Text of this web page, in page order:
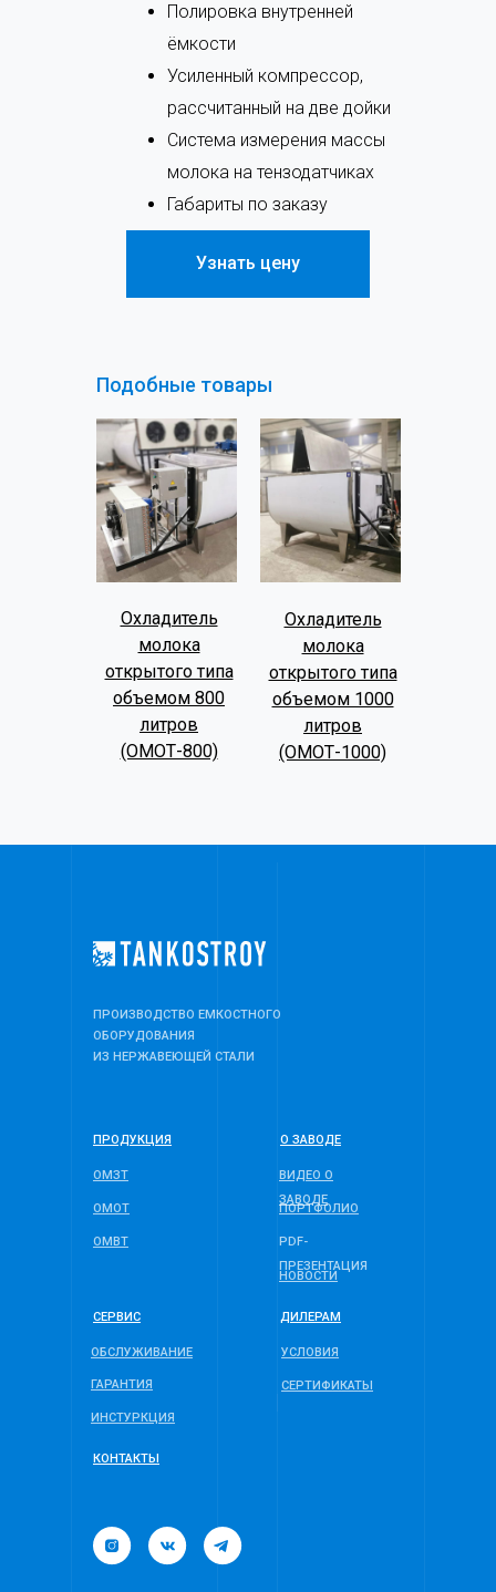
Полировка внутренней
ёмкости
Усиленный компрессор,
рассчитанный на две дойки
Система измерения массы
молока на тензодатчиках
Габариты по заказу
Узнать цену
Подобные товары
Охладитель
молока
открытого типа
объемом 800
литров
(ОМОТ-800)
Охладитель
молока
открытого типа
объемом 1000
литров
(ОМОТ-1000)
ПРОИЗВОДСТВО ЕМКОСТНОГО
ОБОРУДОВАНИЯ
ИЗ НЕРЖАВЕЮЩЕЙ СТАЛИ
ПРОДУКЦИЯ О ЗАВОДЕ
СЕРВИС ДИЛЕРАМ
КОНТАКТЫ
ОМЗТ
ОМОТ
ОМВТ
ВИДЕО О
ЗАВОДЕ
ПОРТФОЛИО
PDF-
ПРЕЗЕНТАЦИЯ
НОВОСТИ
ОБСЛУЖИВАНИЕ
ГАРАНТИЯ
ИНСТУРКЦИЯ
УСЛОВИЯ
СЕРТИФИКАТЫ